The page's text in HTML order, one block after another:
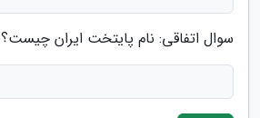
سوال اتفاقی: نام پایتخت ایران چیست؟